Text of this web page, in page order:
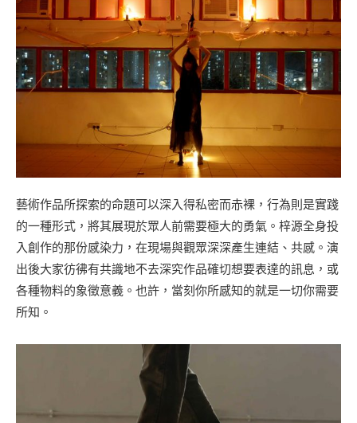
藝術作品所探索的命題可以深入得私密而赤裸，行為則是實踐
的一種形式，將其展現於眾人前需要極大的勇氣。梓源全身投
入創作的那份感染力，在現場與觀眾深深產生連結、共感。演
出後大家彷彿有共識地不去深究作品確切想要表達的訊息，或
各種物料的象徵意義。也許，當刻你所感知的就是一切你需要
所知。